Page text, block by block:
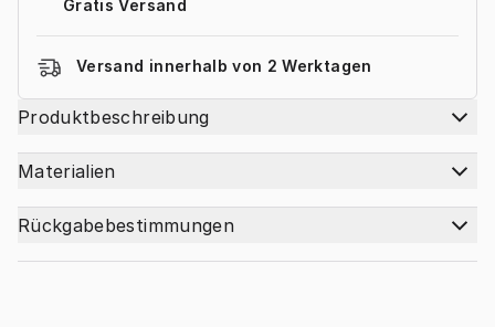
Gratis Versand
Versand innerhalb von 2 Werktagen
Produktbeschreibung
Materialien
Rückgabebestimmungen